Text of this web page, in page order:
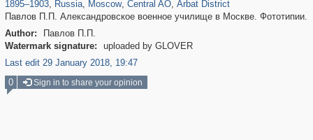
1895–1903, Russia, Moscow, Central AO, Arbat District
Павлов П.П. Александровское военное училище в Москве. Фототипии.
Author:
Павлов П.П.
Watermark signature:
uploaded by GLOVER
Last edit 29 January 2018, 19:47
0 Sign in to share your opinion